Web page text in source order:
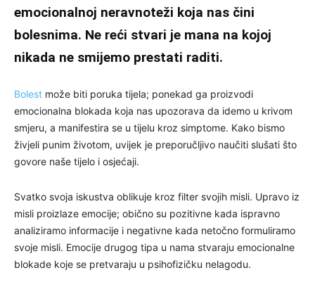
emocionalnoj neravnoteži koja nas čini
bolesnima. Ne reći stvari je mana na kojoj
nikada ne smijemo prestati raditi.
Bolest može biti poruka tijela; ponekad ga proizvodi
emocionalna blokada koja nas upozorava da idemo u krivom
smjeru, a manifestira se u tijelu kroz simptome. Kako bismo
živjeli punim životom, uvijek je preporučljivo naučiti slušati što
govore naše tijelo i osjećaji.
Svatko svoja iskustva oblikuje kroz filter svojih misli. Upravo iz
misli proizlaze emocije; obično su pozitivne kada ispravno
analiziramo informacije i negativne kada netočno formuliramo
svoje misli. Emocije drugog tipa u nama stvaraju emocionalne
blokade koje se pretvaraju u psihofizičku nelagodu.